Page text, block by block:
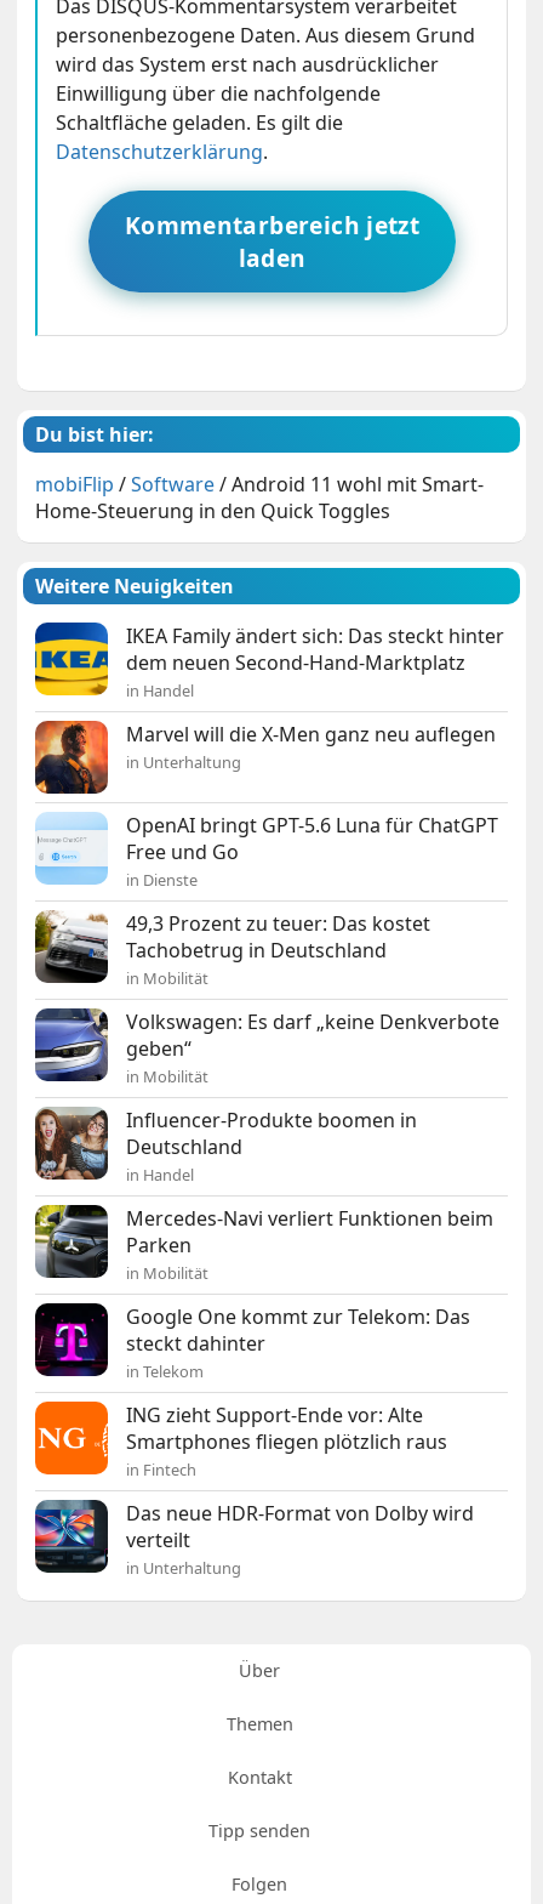
Das DISQUS-Kommentarsystem verarbeitet
personenbezogene Daten. Aus diesem Grund
wird das System erst nach ausdrücklicher
Einwilligung über die nachfolgende
Schaltfläche geladen. Es gilt die
Datenschutzerklärung.
Kommentarbereich jetzt
laden
Du bist hier:
mobiFlip /Software/Android 11 wohl mit Smart-
Home-Steuerung in den Quick Toggles
Weitere Neuigkeiten
IKEA Family ändert sich: Das steckt hinter
dem neuen Second-Hand-Marktplatz
in Handel
Marvel will die X-Men ganz neu auflegen
in Unterhaltung
OpenAI bringt GPT-5.6 Luna für ChatGPT
Free und Go
in Dienste
49,3 Prozent zu teuer: Das kostet
Tachobetrug in Deutschland
in Mobilität
Volkswagen: Es darf „keine Denkverbote
geben“
in Mobilität
Influencer-Produkte boomen in
Deutschland
in Handel
Mercedes-Navi verliert Funktionen beim
Parken
in Mobilität
Google One kommt zur Telekom: Das
steckt dahinter
in Telekom
ING zieht Support-Ende vor: Alte
Smartphones fliegen plötzlich raus
in Fintech
Das neue HDR-Format von Dolby wird
verteilt
in Unterhaltung
Über
Themen
Kontakt
Tipp senden
Folgen